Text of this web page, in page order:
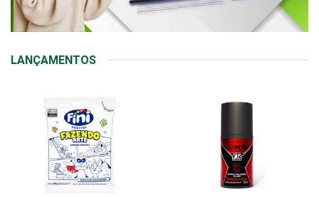
LANÇAMENTOS